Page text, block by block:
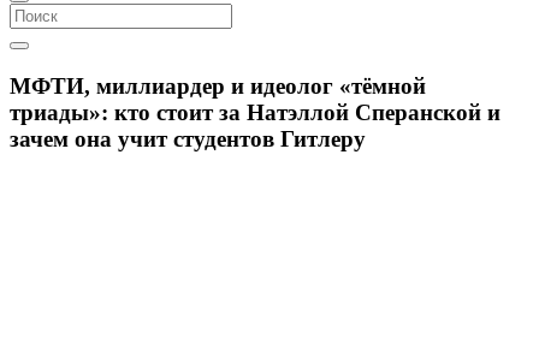
МФТИ, миллиардер и идеолог «тёмной
триады»: кто стоит за Натэллой Сперанской и
зачем она учит студентов Гитлеру